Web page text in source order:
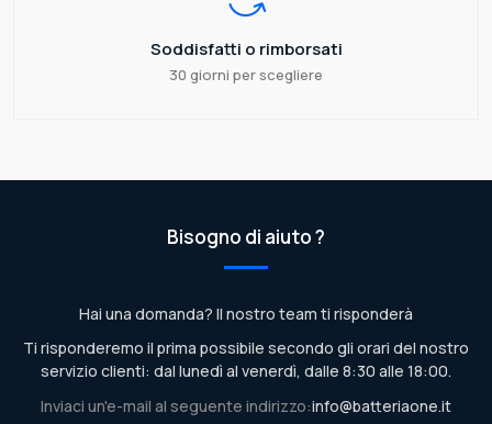
Soddisfatti o rimborsati
30 giorni per scegliere
Bisogno di aiuto ?
Hai una domanda? Il nostro team ti risponderà
Ti risponderemo il prima possibile secondo gli orari del nostro
servizio clienti: dal lunedì al venerdì, dalle 8:30 alle 18:00.
Inviaci un'e-mail al seguente indirizzo:info@batteriaone.it